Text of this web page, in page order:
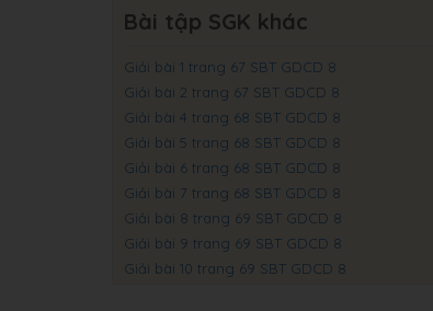
Bài tập SGK khác
Giải bài 1 trang 67 SBT GDCD 8
Giải bài 2 trang 67 SBT GDCD 8
Giải bài 4 trang 68 SBT GDCD 8
Giải bài 5 trang 68 SBT GDCD 8
Giải bài 6 trang 68 SBT GDCD 8
Giải bài 7 trang 68 SBT GDCD 8
Giải bài 8 trang 69 SBT GDCD 8
Giải bài 9 trang 69 SBT GDCD 8
Giải bài 10 trang 69 SBT GDCD 8